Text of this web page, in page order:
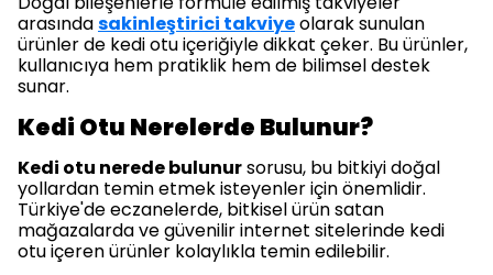
arasındasakinleştirici takviyeolarak sunulan
ürünler de kedi otu içeriğiyle dikkat çeker. Bu ürünler,
kullanıcıya hem pratiklik hem de bilimsel destek
sunar.
Kedi Otu Nerelerde Bulunur?
Kedi otu nerede bulunursorusu, bu bitkiyi doğal
yollardan temin etmek isteyenler için önemlidir.
Türkiye'de eczanelerde, bitkisel ürün satan
mağazalarda ve güvenilir internet sitelerinde kedi
otu içeren ürünler kolaylıkla temin edilebilir.